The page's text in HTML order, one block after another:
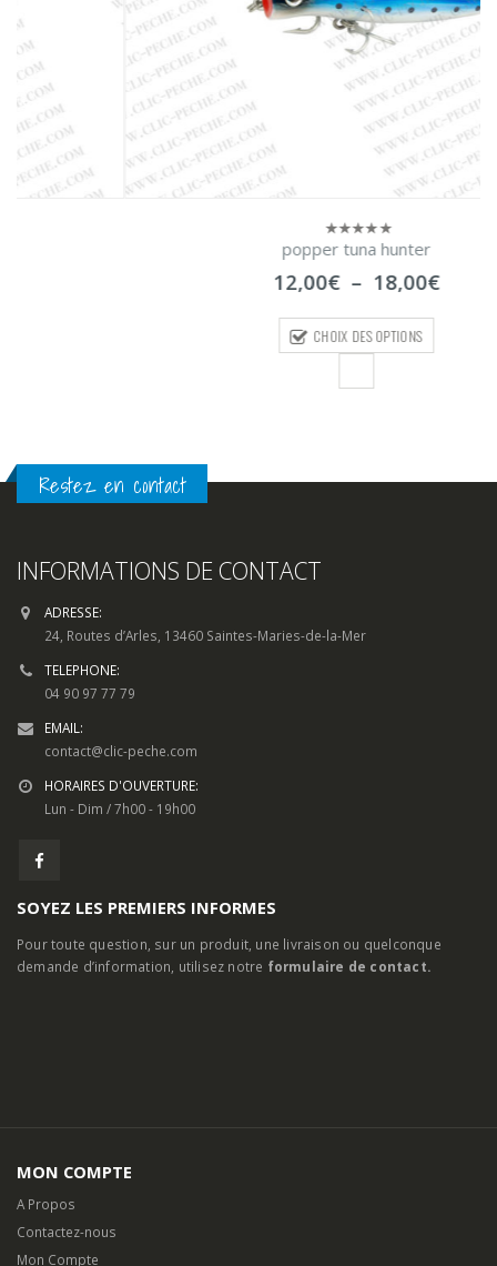
popper tuna hunter
18,00€Plage
prix :
12,00€
à
CHOIX DES OPTIONS
Restez en contact
INFORMATIONS DE CONTACT
ADRESSE:
24, Routes d’Arles, 13460 Saintes-Maries-de-la-Mer
TELEPHONE:
04 90 97 77 79
EMAIL:
contact@clic-peche.com
HORAIRES D'OUVERTURE:
Lun - Dim / 7h00 - 19h00
SOYEZ LES PREMIERS INFORMES
Pour toute question, sur un produit, une livraison ou quelconque
demande d’information, utilisez notre formulaire de contact.
MON COMPTE
A Propos
Contactez-nous
Mon Compte